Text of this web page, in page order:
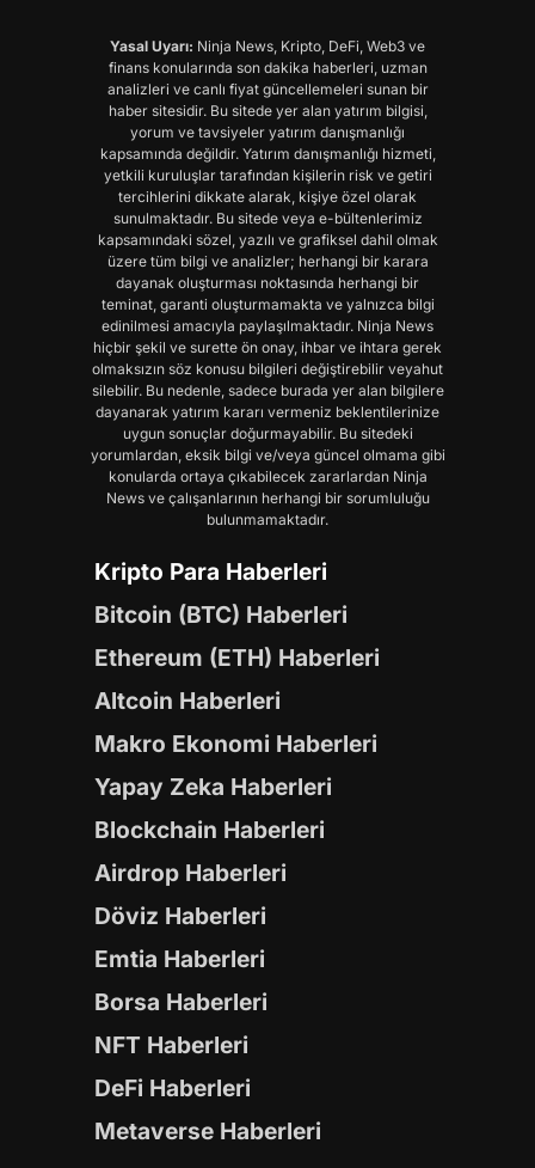
Yasal Uyarı: Ninja News, Kripto, DeFi, Web3 ve
finans konularında son dakika haberleri, uzman
analizleri ve canlı fiyat güncellemeleri sunan bir
haber sitesidir. Bu sitede yer alan yatırım bilgisi,
yorum ve tavsiyeler yatırım danışmanlığı
kapsamında değildir. Yatırım danışmanlığı hizmeti,
yetkili kuruluşlar tarafından kişilerin risk ve getiri
tercihlerini dikkate alarak, kişiye özel olarak
sunulmaktadır. Bu sitede veya e-bültenlerimiz
kapsamındaki sözel, yazılı ve grafiksel dahil olmak
üzere tüm bilgi ve analizler; herhangi bir karara
dayanak oluşturması noktasında herhangi bir
teminat, garanti oluşturmamakta ve yalnızca bilgi
edinilmesi amacıyla paylaşılmaktadır. Ninja News
hiçbir şekil ve surette ön onay, ihbar ve ihtara gerek
olmaksızın söz konusu bilgileri değiştirebilir veyahut
silebilir. Bu nedenle, sadece burada yer alan bilgilere
dayanarak yatırım kararı vermeniz beklentilerinize
uygun sonuçlar doğurmayabilir. Bu sitedeki
yorumlardan, eksik bilgi ve/veya güncel olmama gibi
konularda ortaya çıkabilecek zararlardan Ninja
News ve çalışanlarının herhangi bir sorumluluğu
bulunmamaktadır.
Kripto Para Haberleri
Bitcoin (BTC) Haberleri
Ethereum (ETH) Haberleri
Altcoin Haberleri
Makro Ekonomi Haberleri
Yapay Zeka Haberleri
Blockchain Haberleri
Airdrop Haberleri
Döviz Haberleri
Emtia Haberleri
Borsa Haberleri
NFT Haberleri
DeFi Haberleri
Metaverse Haberleri